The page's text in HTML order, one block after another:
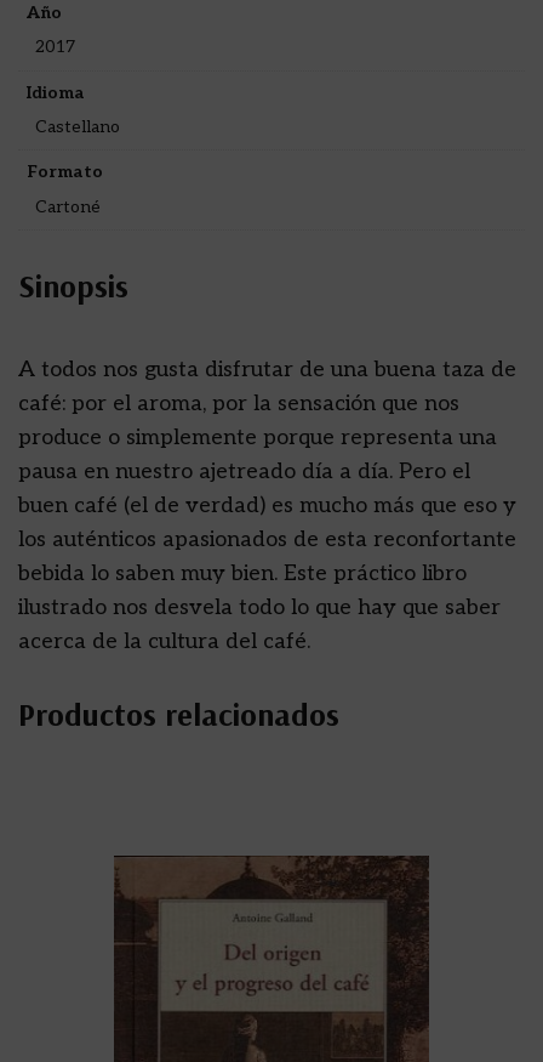
Año
2017
Idioma
Castellano
Formato
Cartoné
Sinopsis
A todos nos gusta disfrutar de una buena taza de
café: por el aroma, por la sensación que nos
produce o simplemente porque representa una
pausa en nuestro ajetreado día a día. Pero el
buen café (el de verdad) es mucho más que eso y
los auténticos apasionados de esta reconfortante
bebida lo saben muy bien. Este práctico libro
ilustrado nos desvela todo lo que hay que saber
acerca de la cultura del café.
Productos relacionados